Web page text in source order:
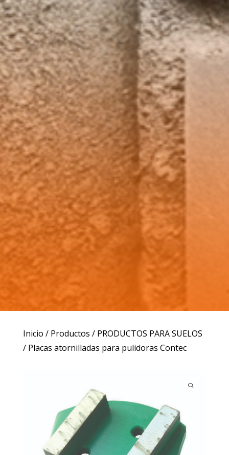
Inicio / Productos / PRODUCTOS PARA SUELOS
/ Placas atornilladas para pulidoras Contec